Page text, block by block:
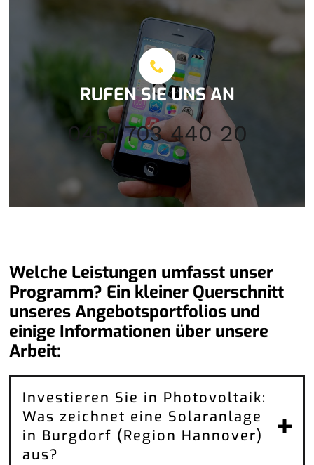
RUFEN SIE UNS AN
0451 703 440 20
Welche Leistungen umfasst unser
Programm? Ein kleiner Querschnitt
unseres Angebotsportfolios und
einige Informationen über unsere
Arbeit:
Investieren Sie in Photovoltaik:
Was zeichnet eine Solaranlage
in Burgdorf (Region Hannover)
aus?